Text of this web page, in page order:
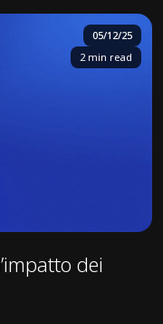
05/12/25
2 min read
dei